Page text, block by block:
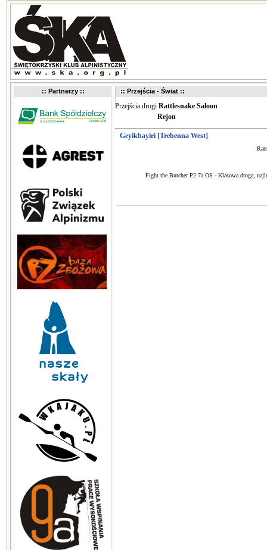
:: Partnerzy :: :: Przejścia - Świat ::
Przejścia drogi Rattlesnake Saloon
Rejon
Geyikbayiri [Trebenna West]
Fight the Butcher P2 7a OS - Klasowa droga,